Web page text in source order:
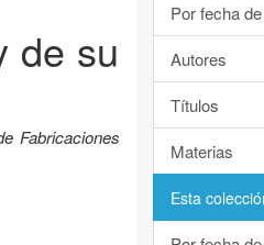
de su
Fabricaciones
Por fecha
Autores
Títulos
Materias
Esta